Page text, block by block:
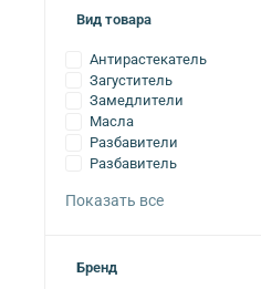
Вид товара
Антирастекатель
Загуститель
Замедлители
Масла
Разбавители
Разбавитель
Показать все
Бренд